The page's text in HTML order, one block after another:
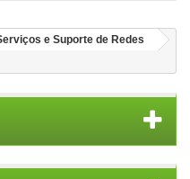
e Suporte de Redes